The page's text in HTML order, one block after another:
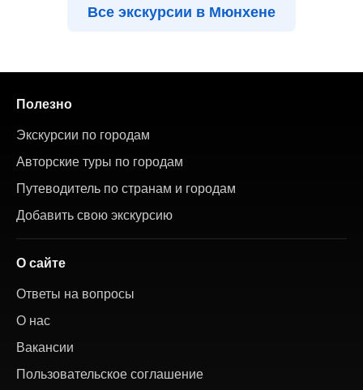
Все экскурсии в Мюнхене
Полезно
Экскурсии по городам
Авторские туры по городам
Путеводитель по странам и городам
Добавить свою экскурсию
О сайте
Ответы на вопросы
О нас
Вакансии
Пользовательское соглашение